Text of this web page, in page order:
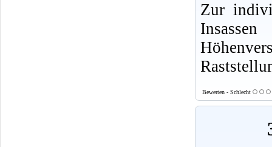
Zur
Bewerten - Schlecht